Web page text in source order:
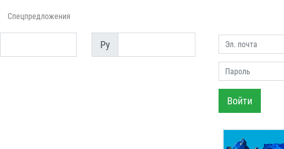
Спецпредложения
Py
Py Эл. почта
Пароль
Войти